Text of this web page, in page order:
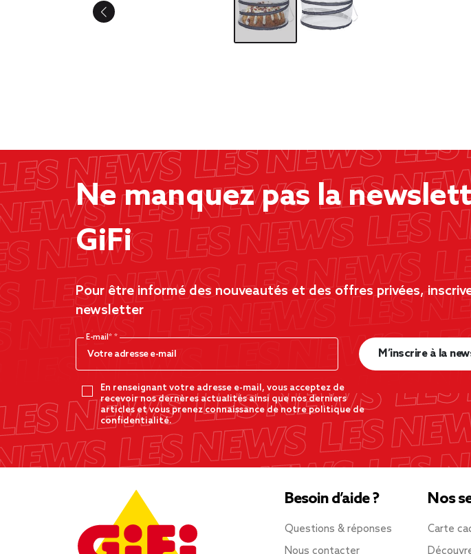
Ne manquez pas la
GiFi
Pour être informé des nouveautés et des offres privées,
newsletter
E-mail*
En renseignant votre adresse e-mail, vous acceptez de
recevoir nos dernères actualités ainsi que nos derniers
articles et vous prenez connaissance de notre politique de
confidentialité.
M’inscrire à la
Besoin d’aide ?
Questions & réponses
Nous contacter
Nos
Carte